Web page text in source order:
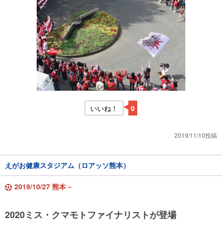
いいね！ 0
2019/11/10投稿
えがお健康スタジアム（ロアッソ熊本）
2019/10/27 熊本－
2020ミス・クマモトファイナリストが登場